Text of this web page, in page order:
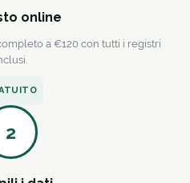
online
a €120 con tutti i registri
2